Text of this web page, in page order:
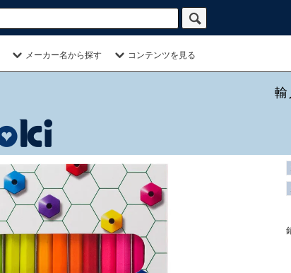
メーカー名から探す コンテンツを見る
輸